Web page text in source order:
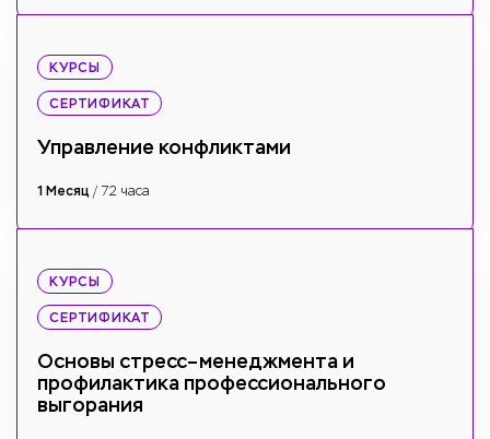
КУРСЫ
СЕРТИФИКАТ
Управление конфликтами
1 Месяц / 72 часа
КУРСЫ
СЕРТИФИКАТ
Основы стресс–менеджмента и
профилактика профессионального
выгорания